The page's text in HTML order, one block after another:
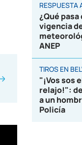
RESPUESTA
¿Qué
vigencia
ANEP
TIROS EN
"¡Vos sos
relajo!":
a un
Policía